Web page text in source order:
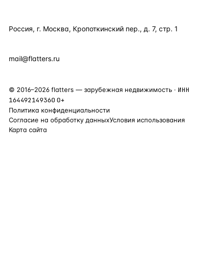
Россия, г. Москва, Кропоткинский пер., д. 7, стр. 1
mail@flatters.ru
© 2016–2026 flatters — зарубежная недвижимость · ИНН
164492149360 0+
Политика конфиденциальности
Согласие на обработку данныхУсловия использования
Карта сайта